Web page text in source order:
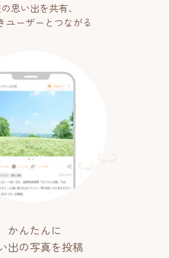
思い出を共有、
ユーザーとつながる
かんたんに
出の写真を投稿